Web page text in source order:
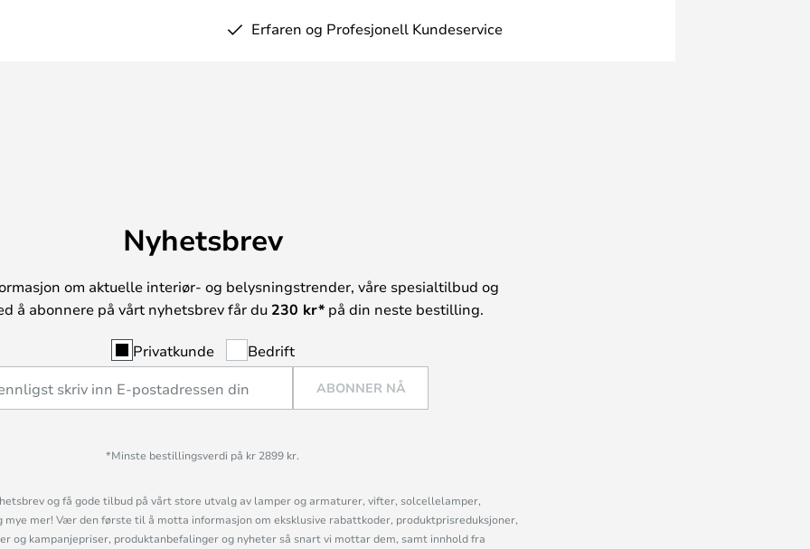
Erfaren og Profesjonell Kundeservice
Nyhetsbrev
om aktuelle interiør- og belysningstrender, våre spesialtilbud og
å abonnere på vårt nyhetsbrev får du 230 kr*på din neste bestilling.
Privatkunde Bedrift
ABONNER NÅ
*Minste bestillingsverdi på kr 2899 kr.
og få gode tilbud på vårt store utvalg av lamper og armaturer, vifter, solcellelamper,
mye mer! Vær den første til å motta informasjon om eksklusive rabattkoder, produktprisreduksjoner,
og kampanjepriser, produktanbefalinger og nyheter så snart vi mottar dem, samt innhold fra